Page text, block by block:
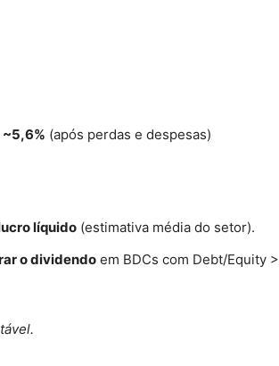
(após perdas e despesas)
líquido (estimativa média do setor).
o dividendo em BDCs com Debt/Equity >